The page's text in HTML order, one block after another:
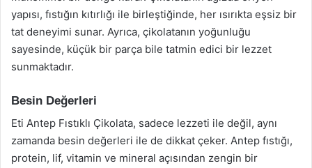
yapısı, fıstığın kıtırlığı ile birleştiğinde, her ısırıkta eşsiz bir
tat deneyimi sunar. Ayrıca, çikolatanın yoğunluğu
sayesinde, küçük bir parça bile tatmin edici bir lezzet
sunmaktadır.
Besin Değerleri
Eti Antep Fıstıklı Çikolata, sadece lezzeti ile değil, aynı
zamanda besin değerleri ile de dikkat çeker. Antep fıstığı,
protein, lif, vitamin ve mineral açısından zengin bir